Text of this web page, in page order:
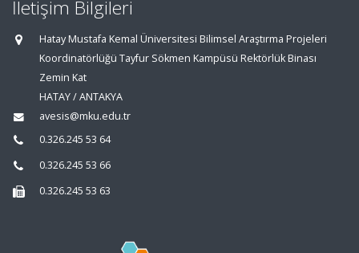
İletişim Bilgileri
Hatay Mustafa Kemal Üniversitesi Bilimsel Araştırma Projeleri
Koordinatörlüğü Tayfur Sökmen Kampüsü Rektörlük Binası
Zemin Kat
HATAY / ANTAKYA
avesis@mku.edu.tr
0.326.245 53 64
0.326.245 53 66
0.326.245 53 63